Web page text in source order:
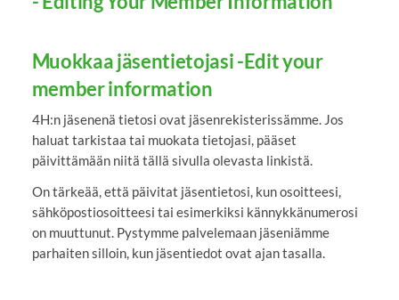
Muokkaa jäsentietojasi -Edit your
member information
4H:n jäsenenä tietosi ovat jäsenrekisterissämme. Jos
haluat tarkistaa tai muokata tietojasi, pääset
päivittämään niitä tällä sivulla olevasta linkistä.
On tärkeää, että päivitat jäsentietosi, kun osoitteesi,
sähköpostiosoitteesi tai esimerkiksi kännykkänumerosi
on muuttunut. Pystymme palvelemaan jäseniämme
parhaiten silloin, kun jäsentiedot ovat ajan tasalla.